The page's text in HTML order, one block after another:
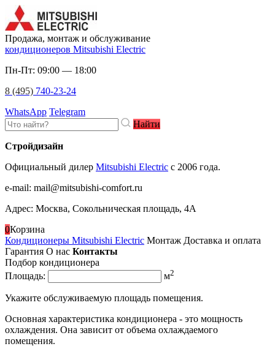
Продажа, монтаж и обслуживание
кондиционеров Mitsubishi Electric
Пн-Пт: 09:00 — 18:00
8 (495) 740-23-24
WhatsApp Telegram
Найти
Стройдизайн
Официальный дилер Mitsubishi Electric c 2006 года.
e-mail: mail@mitsubishi-comfort.ru
Адрес: Москва, Сокольническая площадь, 4А
0Корзина
Кондиционеры Mitsubishi Electric Монтаж Доставка и оплата
Гарантия О нас Контакты
Подбор кондиционера
Площадь:
м2
Укажите обслуживаемую площадь помещения.
Основная характеристика кондиционера - это мощность
охлаждения. Она зависит от объема охлаждаемого
помещения.